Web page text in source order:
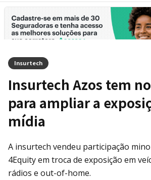
Insurtech
Insurtech Azos tem
para ampliar a
mídia
A insurtech vendeu participação
4Equity em troca de exposição em
rádios e out-of-home.